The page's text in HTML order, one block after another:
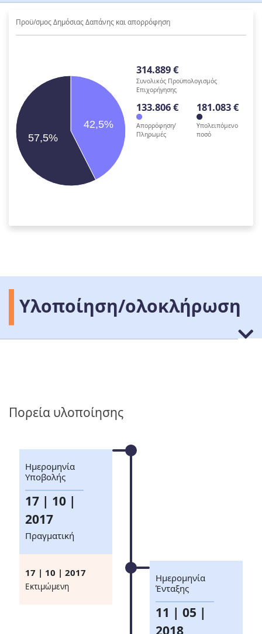
Προϋ/σμος Δημόσιας Δαπάνης και απορρόφηση
42,5%
57,5%
314.889 €
Συνολικός Προϋπολογισμός
Επιχορήγησης
133.806 €
Απορρόφηση/
Πληρωμές
181.083 €
Υπολειπόμενο
ποσό
Υλοποίηση/ολοκλήρωση
Πορεία υλοποίησης
Ημερομηνία
Υποβολής
17 | 10 |
2017
Πραγματική
17 | 10 | 2017
Eκτιμώμενη
Ημερομηνία
Ένταξης
11 | 05 |